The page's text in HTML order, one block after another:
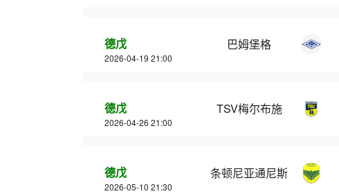
德戊
2026-04-19 21:00
巴姆堡格
德戊
2026-04-26 21:00
TSV梅尔布施
德戊
2026-05-10 21:30
条顿尼亚通尼斯